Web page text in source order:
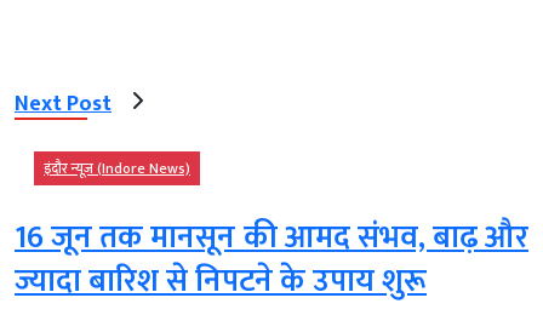
Next Post
इंदौर न्यूज़ (Indore News)
16 जून तक मानसून की आमद संभव, बाढ़ और
ज्यादा बारिश से निपटने के उपाय शुरू